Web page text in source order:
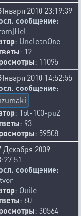
2010 23:19:39
сообщение:
: UncleanOne
: 12
: 11095
2010 14:52:55
сообщение:
: Tol-100-puZ
: 93
: 59508
Декабря 2009
сообщение:
: Ouile
: 80
: 30564